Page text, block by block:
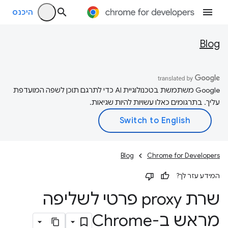
היכנס
Blog
‫Google משתמשת בטכנולוגיית AI כדי לתרגם תוכן לשפה המועדפת
עליך. בתרגומים כאלו עשויות להיות שגיאות.
Chrome for Developers
Blog
המידע עזר לך?
שרת proxy פרטי לשליפה
מראש ב-Chrome